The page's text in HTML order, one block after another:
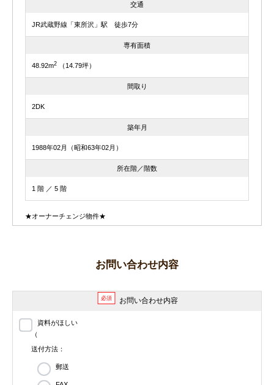
交通
JR武蔵野線「東所沢」駅 徒歩7分
専有面積
48.92m2 （14.79坪）
間取り
2DK
築年月
1988年02月（昭和63年02月）
所在階／階数
1 階 ／ 5 階
★オーナーチェンジ物件★
お問い合わせ内容
必須 お問い合わせ内容
資料がほしい
（
送付方法：
郵送